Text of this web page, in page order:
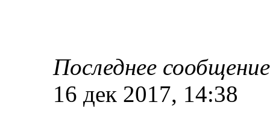
Последнее сообщение
16 дек 2017, 14:38